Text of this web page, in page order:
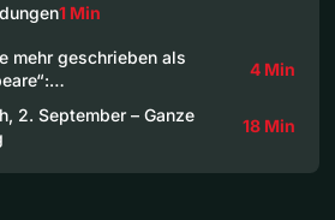
1 Min
mehr geschrieben als
4 Min
2. September – Ganze
18 Min